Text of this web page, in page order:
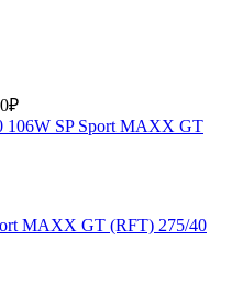
MAXX GT (RFT) 275/40